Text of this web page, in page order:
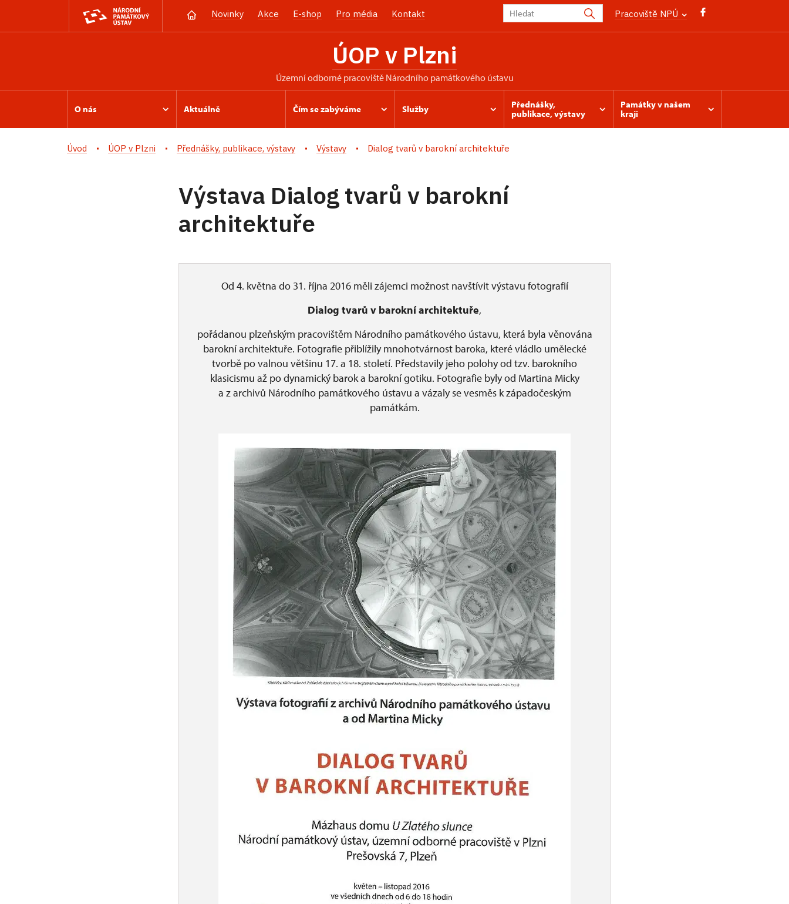
Novinky Akce E-shop Pro média Kontakt Pracoviště NPÚ
ÚOP v Plzni
územní odborné pracoviště Národního památkového ústavu
O nás Aktuálně Čím se zabýváme Služby
Přednášky,
publikace, výstavy
Památky v našem
kraji
Úvod ÚOP v Plzni Přednášky, publikace, výstavy Výstavy Dialog tvarů v barokní architektuře
Výstava Dialog tvarů v barokní
architektuře
Od 4. května do 31. října 2016 měli zájemci možnost navštívit výstavu fotografií
Dialog tvarů v barokní architektuře,
pořádanou plzeňským pracovištěm Národního památkového ústavu, která byla věnována
barokní architektuře. Fotografie přiblížily mnohotvárnost baroka, které vládlo umělecké
tvorbě po valnou většinu 17. a 18. století. Představily jeho polohy od tzv. barokního
klasicismu až po dynamický barok a barokní gotiku. Fotografie byly od Martina Micky
a z archivů Národního památkového ústavu a vázaly se vesměs k západočeským
památkám.